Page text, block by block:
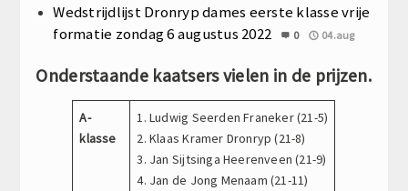
Wedstrijdlijst Dronryp dames eerste klasse vrije
formatie zondag 6 augustus 2022
0 04.aug
Onderstaande kaatsers vielen in de prijzen.
A-
klasse
1. Ludwig Seerden Franeker (21-5)
2. Klaas Kramer Dronryp (21-8)
3. Jan Sijtsinga Heerenveen (21-9)
4. Jan de Jong Menaam (21-11)